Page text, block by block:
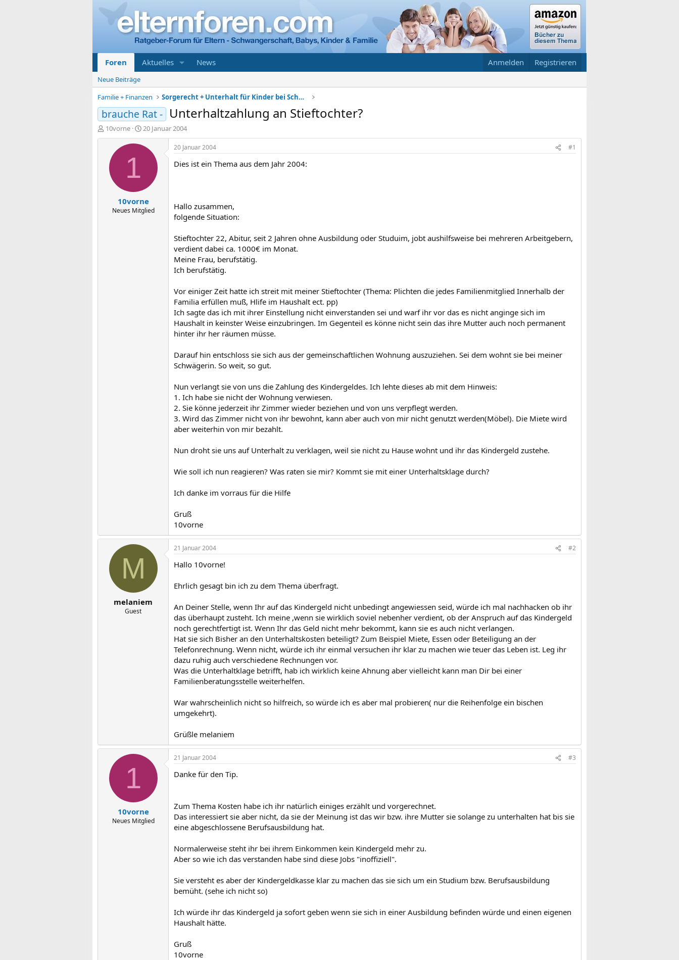
Foren Aktuelles News Anmelden Registrieren
Neue Beiträge
Familie + Finanzen
Sorgerecht + Unterhalt für Kinder bei Scheidung
brauche Rat - Unterhaltzahlung an Stieftochter?
E
r
10vorne
E
r
s
t
a
m
20 Januar 2004
1
10vorne
Neues Mitglied
20 Januar 2004 #1
Dies ist ein Thema aus dem Jahr 2004:
Hallo zusammen,
folgende Situation:
Stieftochter 22, Abitur, seit 2 Jahren ohne Ausbildung oder Studuim, jobt aushilfsweise bei mehreren Arbeitgebern,
verdient dabei ca. 1000€ im Monat.
Meine Frau, berufstätig.
Ich berufstätig.
Vor einiger Zeit hatte ich streit mit meiner Stieftochter (Thema: Plichten die jedes Familienmitglied Innerhalb der
Familia erfüllen muß, Hlife im Haushalt ect. pp)
Ich sagte das ich mit ihrer Einstellung nicht einverstanden sei und warf ihr vor das es nicht anginge sich im
Haushalt in keinster Weise einzubringen. Im Gegenteil es könne nicht sein das ihre Mutter auch noch permanent
hinter ihr her räumen müsse.
Darauf hin entschloss sie sich aus der gemeinschaftlichen Wohnung auszuziehen. Sei dem wohnt sie bei meiner
Schwägerin. So weit, so gut.
Nun verlangt sie von uns die Zahlung des Kindergeldes. Ich lehte dieses ab mit dem Hinweis:
1. Ich habe sie nicht der Wohnung verwiesen.
2. Sie könne jederzeit ihr Zimmer wieder beziehen und von uns verpflegt werden.
3. Wird das Zimmer nicht von ihr bewohnt, kann aber auch von mir nicht genutzt werden(Möbel). Die Miete wird
aber weiterhin von mir bezahlt.
Nun droht sie uns auf Unterhalt zu verklagen, weil sie nicht zu Hause wohnt und ihr das Kindergeld zustehe.
Wie soll ich nun reagieren? Was raten sie mir? Kommt sie mit einer Unterhaltsklage durch?
Ich danke im vorraus für die Hilfe
Gruß
10vorne
M
melaniem
Guest
21 Januar 2004 #2
Hallo 10vorne!
Ehrlich gesagt bin ich zu dem Thema überfragt.
An Deiner Stelle, wenn Ihr auf das Kindergeld nicht unbedingt angewiessen seid, würde ich mal nachhacken ob ihr
das überhaupt zusteht. Ich meine ,wenn sie wirklich soviel nebenher verdient, ob der Anspruch auf das Kindergeld
noch gerechtfertigt ist. Wenn Ihr das Geld nicht mehr bekommt, kann sie es auch nicht verlangen.
Hat sie sich Bisher an den Unterhaltskosten beteiligt? Zum Beispiel Miete, Essen oder Beteiligung an der
Telefonrechnung. Wenn nicht, würde ich ihr einmal versuchen ihr klar zu machen wie teuer das Leben ist. Leg ihr
dazu ruhig auch verschiedene Rechnungen vor.
Was die Unterhaltklage betrifft, hab ich wirklich keine Ahnung aber vielleicht kann man Dir bei einer
Familienberatungsstelle weiterhelfen.
War wahrscheinlich nicht so hilfreich, so würde ich es aber mal probieren( nur die Reihenfolge ein bischen
umgekehrt).
Grüßle melaniem
1
10vorne
Neues Mitglied
21 Januar 2004 #3
Danke für den Tip.
Zum Thema Kosten habe ich ihr natürlich einiges erzählt und vorgerechnet.
Das interessiert sie aber nicht, da sie der Meinung ist das wir bzw. ihre Mutter sie solange zu unterhalten hat bis sie
eine abgeschlossene Berufsausbildung hat.
Normalerweise steht ihr bei ihrem Einkommen kein Kindergeld mehr zu.
Aber so wie ich das verstanden habe sind diese Jobs "inoffiziell".
Sie versteht es aber der Kindergeldkasse klar zu machen das sie sich um ein Studium bzw. Berufsausbildung
bemüht. (sehe ich nicht so)
Ich würde ihr das Kindergeld ja sofort geben wenn sie sich in einer Ausbildung befinden würde und einen eigenen
Haushalt hätte.
Gruß
10vorne